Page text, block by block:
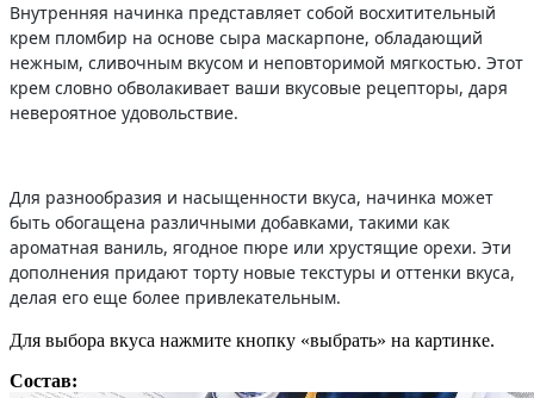
Внутренняя начинка представляет собой восхитительный
крем пломбир на основе сыра маскарпоне, обладающий
нежным, сливочным вкусом и неповторимой мягкостью. Этот
крем словно обволакивает ваши вкусовые рецепторы, даря
невероятное удовольствие.
Для разнообразия и насыщенности вкуса, начинка может
быть обогащена различными добавками, такими как
ароматная ваниль, ягодное пюре или хрустящие орехи. Эти
дополнения придают торту новые текстуры и оттенки вкуса,
делая его еще более привлекательным.
Для выбора вкуса нажмите кнопку «выбрать» на картинке.
Состав: